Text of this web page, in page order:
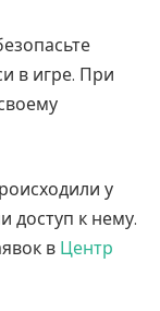
в игре. При
у
доступ к нему.
в Центр